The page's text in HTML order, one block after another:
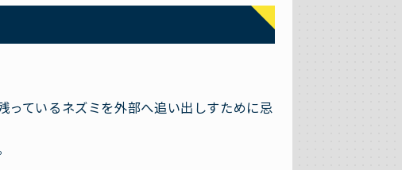
っているネズミを外部へ追い出しすために忌